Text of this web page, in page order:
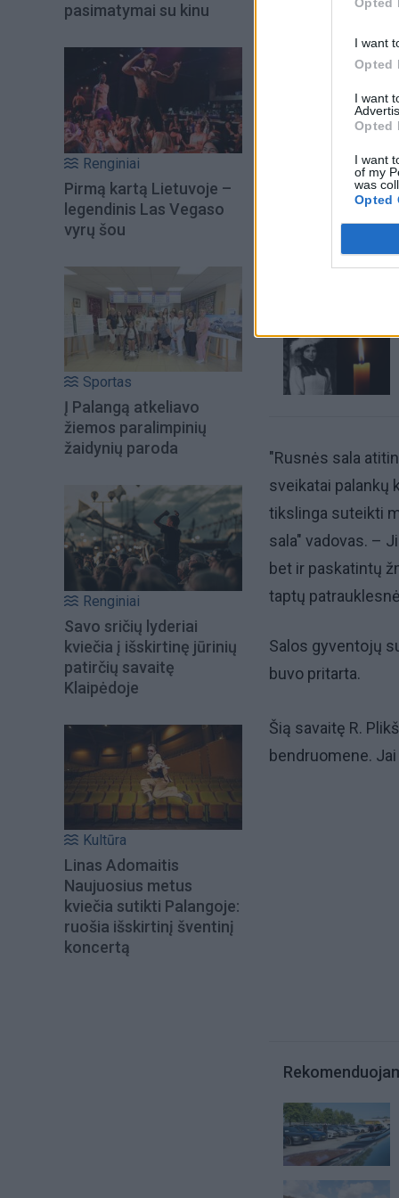
I want
Opted
I want
Opted
I want
of my
was
Opted
pasimatymai su kinu
Renginiai
Pirmą kartą Lietuvoje –
legendinis Las Vegaso
vyrų šou
Sportas
Į Palangą atkeliavo
žiemos paralimpinių
žaidynių paroda
Renginiai
Savo sričių lyderiai
kviečia į išskirtinę jūrinių
patirčių savaitę
Klaipėdoje
Kultūra
Linas Adomaitis
Naujuosius metus
kviečia sutikti Palangoje:
ruošia išskirtinį šventinį
koncertą
Šiuo metu
"Rusnės sala
sveikatai palankų
tikslinga suteikti
sala" vadovas. –
bet ir paskatintų
taptų
Salos gyventojų
buvo pritarta.
Šią savaitę R.
bendruomene.